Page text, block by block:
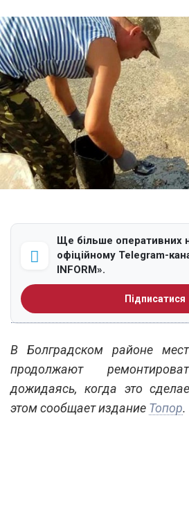
Ще більше оперативних
офіційному Telegram-
INFORM».
Підписатися
В Болградском районе
продолжают
дожидаясь, когда это
этом сообщает издание Топор.